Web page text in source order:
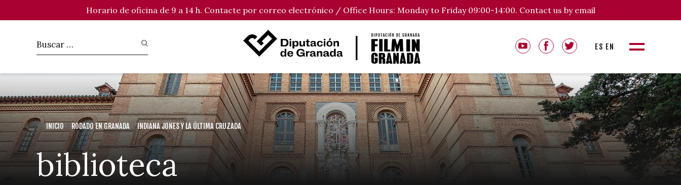
Horario de oficina de 9 a 14 h. Contacte por correo electrónico / Office Hours: Monday to Friday 09:00-14:00. Contact us by email
ES EN
INICIO RODADO EN GRANADA INDIANA JONES Y LA ÚLTIMA CRUZADA
biblioteca